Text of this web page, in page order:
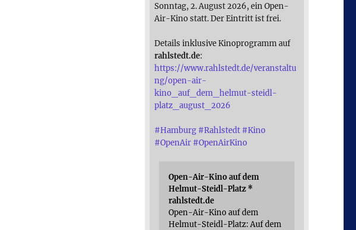
Sonntag, 2. August 2026, ein Open-
Air-Kino statt. Der Eintritt ist frei.
Details inklusive Kinoprogramm auf
rahlstedt.de:
https://www.rahlstedt.de/veranstaltu
ng/open-air-
kino_auf_dem_helmut-steidl-
platz_august_2026
#Hamburg #Rahlstedt #Kino
#OpenAir #OpenAirKino
Open-Air-Kino auf dem
Helmut-Steidl-Platz *
rahlstedt.de
Open-Air-Kino auf dem
Helmut-Steidl-Platz: Auf dem